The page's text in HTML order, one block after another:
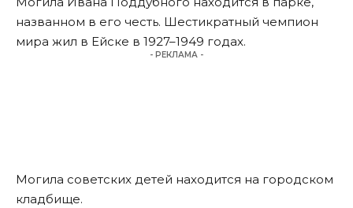
названном в его честь. Шестикратный чемпион
мира жил в Ейске в 1927–1949 годах.
- РЕКЛАМА -
Могила советских детей находится на городском
кладбище.